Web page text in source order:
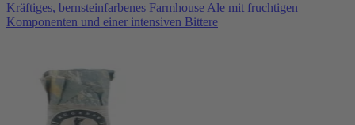
Kräftiges, bernsteinfarbenes Farmhouse Ale mit fruchtigen
Komponenten und einer intensiven Bittere